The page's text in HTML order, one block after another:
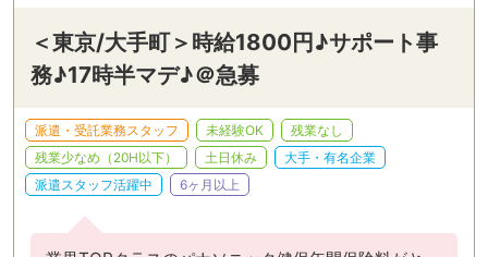
＜東京/大手町＞時給1800円♪サポート事
務♪17時半マデ♪＠急募
派遣・受託業務スタッフ 未経験OK
残業なし
残業少なめ（20H以下）
土日休み
大手・有名企業
派遣スタッフ活躍中
6ヶ月以上